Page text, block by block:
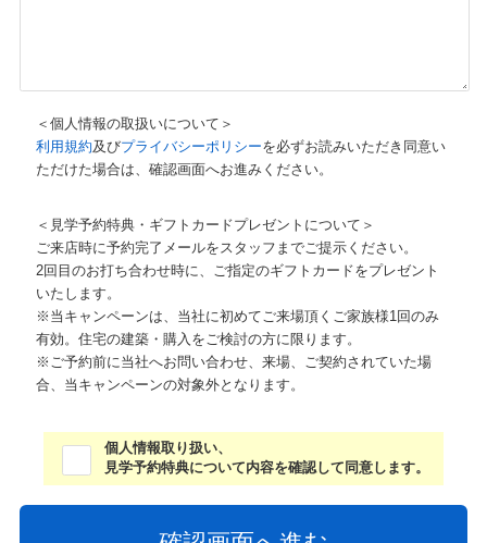
＜個人情報の取扱いについて＞
利用規約及びプライバシーポリシーを必ずお読みいただき同意い
ただけた場合は、確認画面へお進みください。
＜見学予約特典・ギフトカードプレゼントについて＞
ご来店時に予約完了メールをスタッフまでご提示ください。
2回目のお打ち合わせ時に、ご指定のギフトカードをプレゼント
いたします。
※当キャンペーンは、当社に初めてご来場頂くご家族様1回のみ
有効。住宅の建築・購入をご検討の方に限ります。
※ご予約前に当社へお問い合わせ、来場、ご契約されていた場
合、当キャンペーンの対象外となります。
個人情報取り扱い、
見学予約特典について内容を確認して同意します。